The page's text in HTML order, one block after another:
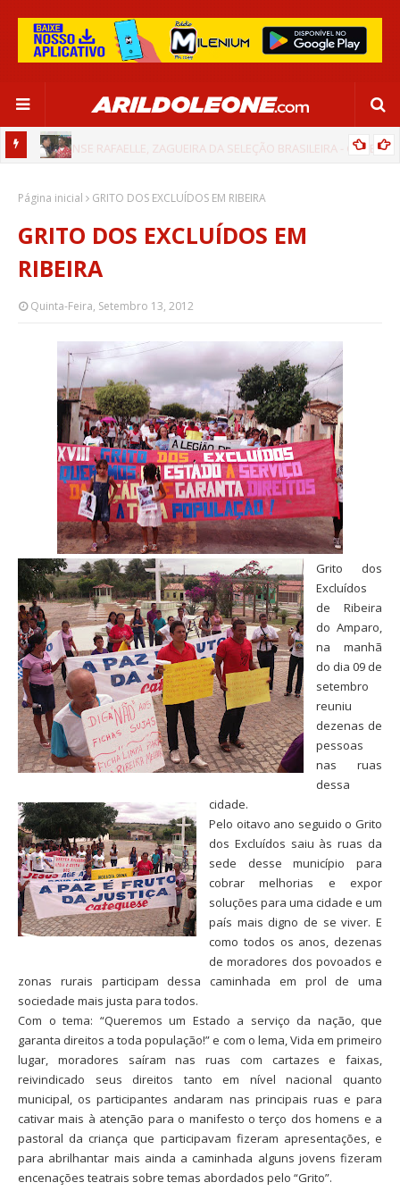
02/06/2024
Página inicial GRITO DOS EXCLUÍDOS EM RIBEIRA
GRITO DOS EXCLUÍDOS EM
RIBEIRA
Quinta-Feira, Setembro 13, 2012
Grito dos
Excluídos
de Ribeira
do Amparo,
na manhã
do dia 09 de
setembro
reuniu
dezenas de
pessoas
nas ruas
dessa
cidade.
Pelo oitavo ano seguido o Grito
dos Excluídos saiu às ruas da
sede desse município para
cobrar melhorias e expor
soluções para uma cidade e um
país mais digno de se viver. E
como todos os anos, dezenas
de moradores dos povoados e
zonas rurais participam dessa caminhada em prol de uma
sociedade mais justa para todos.
Com o tema: “Queremos um Estado a serviço da nação, que
garanta direitos a toda população!” e com o lema, Vida em primeiro
lugar, moradores saíram nas ruas com cartazes e faixas,
reivindicado seus direitos tanto em nível nacional quanto
municipal, os participantes andaram nas principais ruas e para
cativar mais à atenção para o manifesto o terço dos homens e a
pastoral da criança que participavam fizeram apresentações, e
para abrilhantar mais ainda a caminhada alguns jovens fizeram
encenações teatrais sobre temas abordados pelo “Grito”.